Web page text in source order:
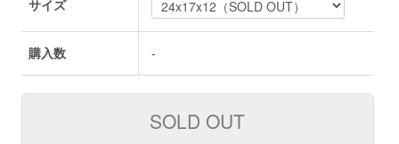
サイズ
購入数 -